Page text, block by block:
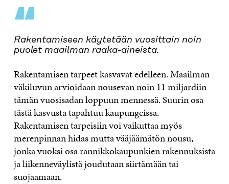
“
Rakentamiseen käytetään vuosittain noin
puolet maailman raaka-aineista.
Rakentamisen tarpeet kasvavat edelleen. Maailman
väkiluvun arvioidaan nousevan noin 11 miljardiin
tämän vuosisadan loppuun mennessä. Suurin osa
tästä kasvusta tapahtuu kaupungeissa.
Rakentamisen tarpeisiin voi vaikuttaa myös
merenpinnan hidas mutta vääjäämätön nousu,
jonka vuoksi osa rannikkokaupunkien rakennuksista
ja liikenneväylistä joudutaan siirtämään tai
suojaamaan.